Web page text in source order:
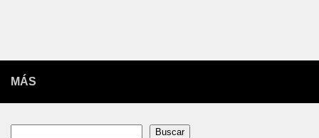
MÁS
Buscar